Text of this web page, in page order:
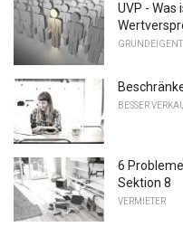
UVP - Was
BESSER
6
Sektion 8
VERMIETER